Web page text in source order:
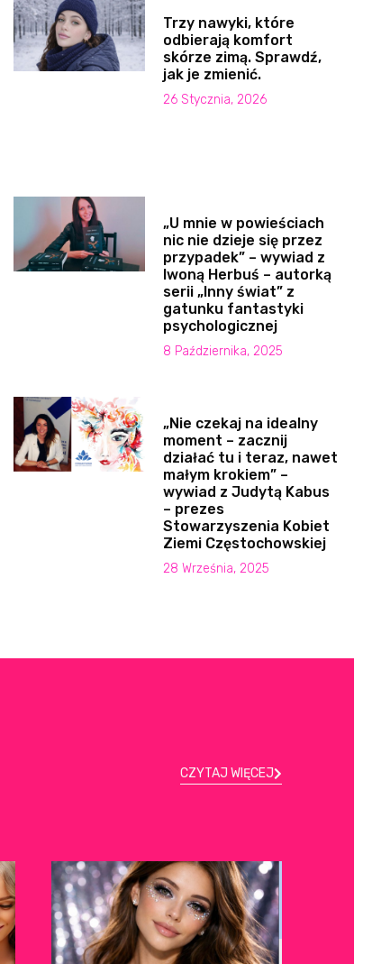
Trzy nawyki, które
odbierają komfort
skórze zimą. Sprawdź,
jak je zmienić.
26 Stycznia, 2026
„U mnie w powieściach
nic nie dzieje się przez
przypadek” – wywiad z
Iwoną Herbuś – autorką
serii „Inny świat” z
gatunku fantastyki
psychologicznej
8 Października, 2025
„Nie czekaj na idealny
moment – zacznij
działać tu i teraz, nawet
małym krokiem” –
wywiad z Judytą Kabus
– prezes
Stowarzyszenia Kobiet
Ziemi Częstochowskiej
28 Września, 2025
CZYTAJ WIĘCEJ